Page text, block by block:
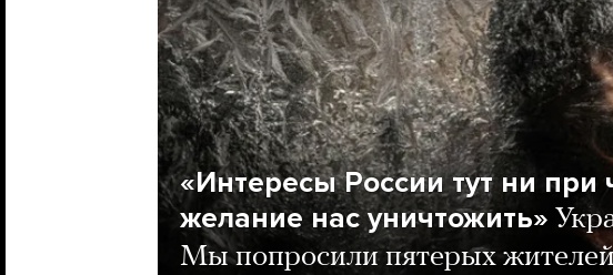
«Интересы России тут ни при
желание нас уничтожить»
Мы попросили пятерых